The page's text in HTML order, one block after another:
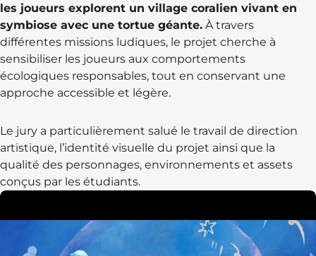
les joueurs explorent un village coralien vivant en
symbiose avec une tortue géante. À travers
différentes missions ludiques, le projet cherche à
sensibiliser les joueurs aux comportements
écologiques responsables, tout en conservant une
approche accessible et légère.
Le jury a particulièrement salué le travail de direction
artistique, l’identité visuelle du projet ainsi que la
qualité des personnages, environnements et assets
conçus par les étudiants.